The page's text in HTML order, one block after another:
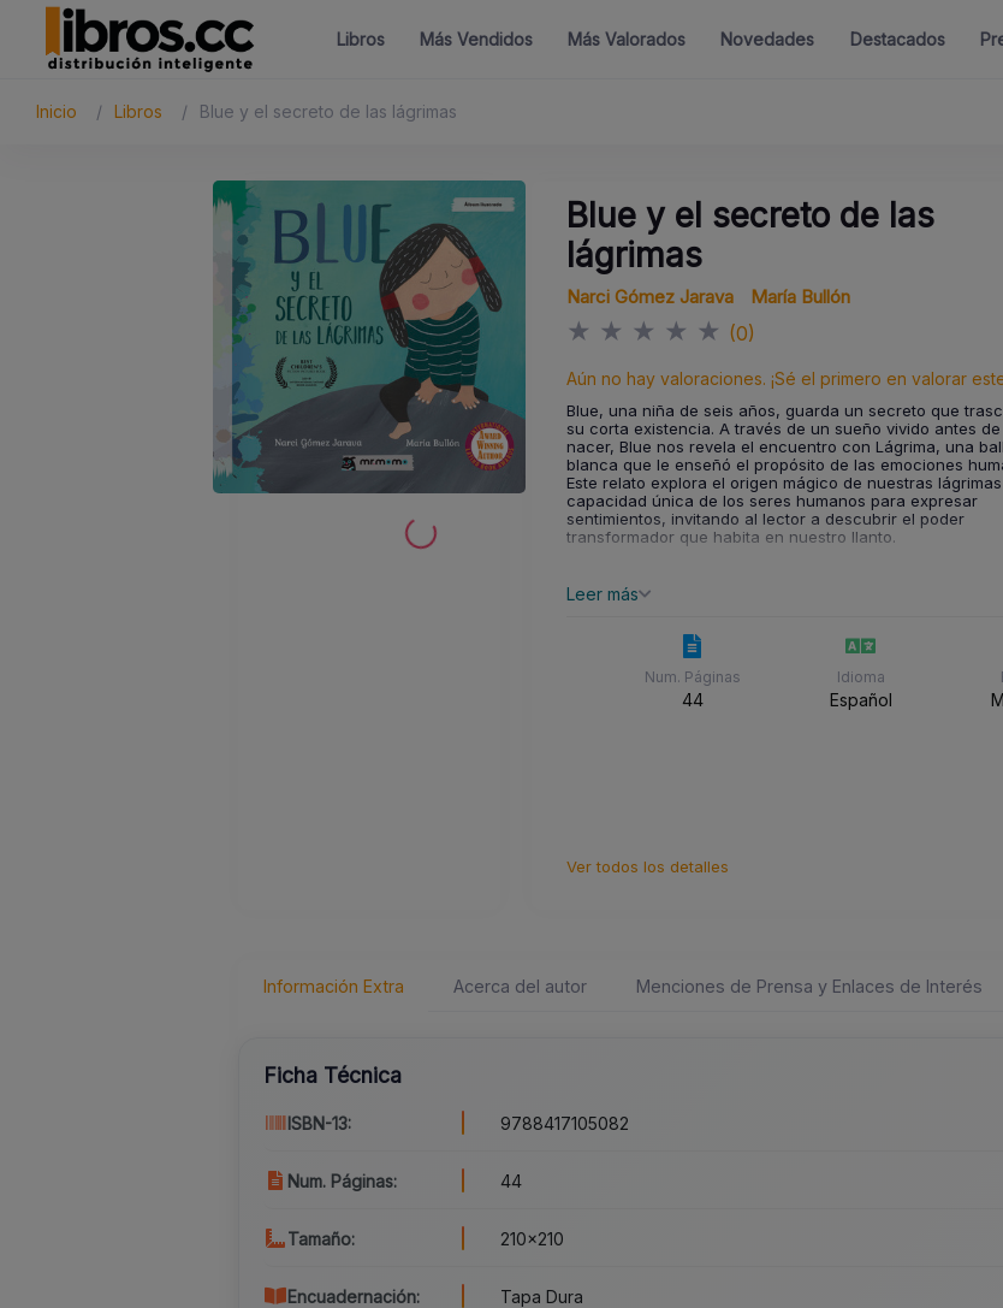
Libros Más Vendidos Más Valorados Novedades Destacados
Inicio Libros Blue y el secreto de las lágrimas
Blue y el secreto de las
lágrimas
Narci Gómez Jarava María Bullón
★ ★ ★ ★ ★ (0)
Aún no hay valoraciones. ¡Sé el primero en valorar
Blue, una niña de seis años, guarda un secreto que
su corta existencia. A través de un sueño vivido antes de
nacer, Blue nos revela el encuentro con Lágrima, una
blanca que le enseñó el propósito de las emociones
Este relato explora el origen mágico de nuestras
capacidad única de los seres humanos para expresar
sentimientos, invitando al lector a descubrir el poder
transformador que habita en nuestro llanto.
Leer más
Num. Páginas
44
Idioma
Español
Ver todos los detalles
Información Extra Acerca del autor Menciones de Prensa y Enlaces de Interés
Ficha Técnica
ISBN-13: 9788417105082
Num. Páginas: 44
Tamaño: 210x210
Encuadernación: Tapa Dura